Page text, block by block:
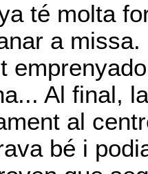
té molta
a
Al final,
al
bé i